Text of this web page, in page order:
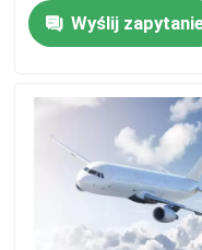
Produkty
Filmy
O nas
Wyślij